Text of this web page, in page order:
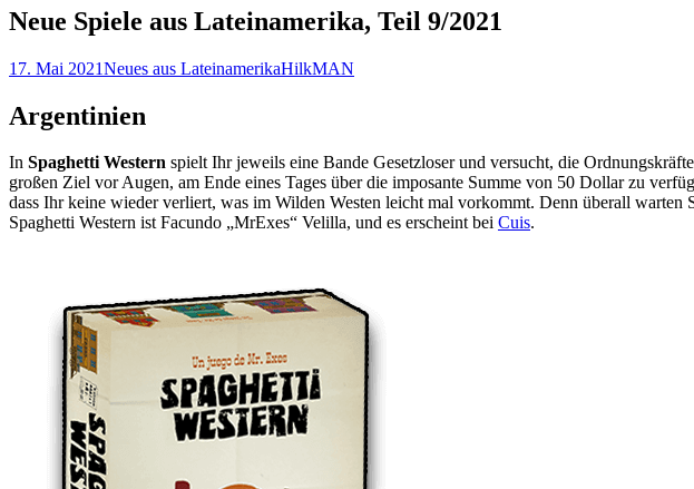
Neue Spiele aus Lateinamerika, Teil 9/2021
17. Mai 2021Neues aus LateinamerikaHilkMAN
Argentinien
In Spaghetti Western spielt Ihr jeweils eine Bande Gesetzloser und versucht, die
großen Ziel vor Augen, am Ende eines Tages über die imposante Summe von 50 Dollar zu
dass Ihr keine wieder verliert, was im Wilden Westen leicht mal vorkommt. Denn überall
Spaghetti Western ist Facundo „MrExes“ Velilla, und es erscheint bei Cuis.